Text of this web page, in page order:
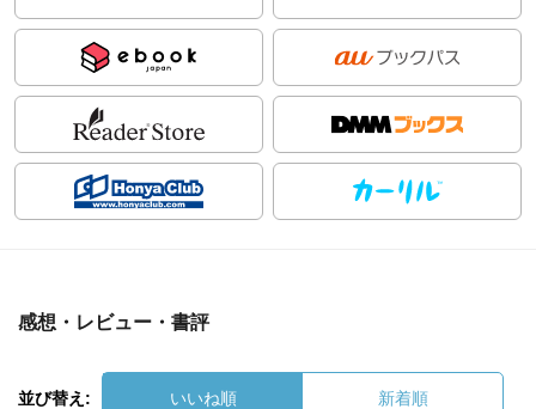
感想・レビュー・書評
並び替え: いいね順 新着順